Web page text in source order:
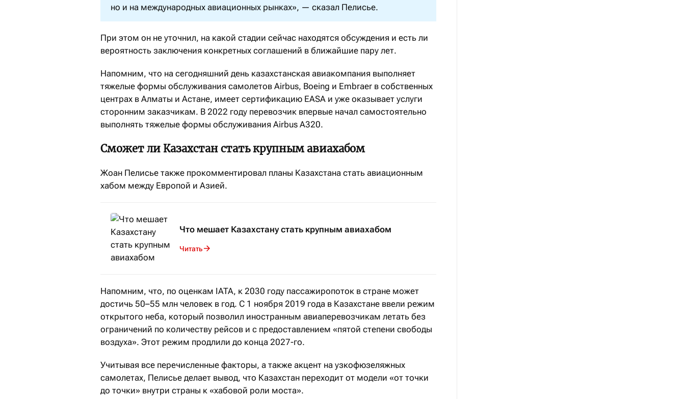
но и на международных авиационных рынках», — сказал Пелисье.
При этом он не уточнил, на какой стадии сейчас находятся обсуждения и есть ли
вероятность заключения конкретных соглашений в ближайшие пару лет.
Напомним, что на сегодняшний день казахстанская авиакомпания выполняет
тяжелые формы обслуживания самолетов Airbus, Boeing и Embraer в собственных
центрах в Алматы и Астане, имеет сертификацию EASA и уже оказывает услуги
сторонним заказчикам. В 2022 году перевозчик впервые начал самостоятельно
выполнять тяжелые формы обслуживания Airbus A320.
Сможет ли Казахстан стать крупным авиахабом
Жоан Пелисье также прокомментировал планы Казахстана стать авиационным
хабом между Европой и Азией.
Что мешает Казахстану стать крупным авиахабом
Читать
Напомним, что, по оценкам IATA, к 2030 году пассажиропоток в стране может
достичь 50–55 млн человек в год. С 1 ноября 2019 года в Казахстане ввели режим
открытого неба, который позволил иностранным авиаперевозчикам летать без
ограничений по количеству рейсов и с предоставлением «пятой степени свободы
воздуха». Этот режим продлили до конца 2027-го.
Учитывая все перечисленные факторы, а также акцент на узкофюзеляжных
самолетах, Пелисье делает вывод, что Казахстан переходит от модели «от точки
до точки» внутри страны к «хабовой роли моста».